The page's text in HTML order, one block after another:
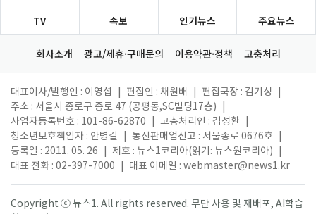
TV 속보 인기뉴스 주요뉴스
회사소개 광고/제휴·구매문의 이용약관·정책 고충처리
대표이사/발행인 : 이영섭 편집인 : 채원배 편집국장 : 김기성
주소 : 서울시 종로구 종로 47 (공평동,SC빌딩17층)
사업자등록번호 : 101-86-62870
고충처리인 : 김성환
청소년보호책임자 : 안병길
통신판매업신고 : 서울종로 0676호
등록일 : 2011. 05. 26
제호 : 뉴스1코리아(읽기: 뉴스원코리아)
대표 전화 : 02-397-7000
대표 이메일 : webmaster@news1.kr
Copyright ⓒ 뉴스1. All rights reserved. 무단 사용 및 재배포, AI학습